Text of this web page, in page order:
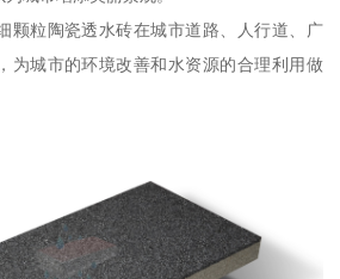
颗粒陶瓷透水砖在城市道路、人行道、广
为城市的环境改善和水资源的合理利用做